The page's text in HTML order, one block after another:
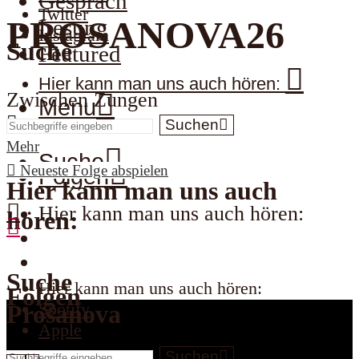
Twitter
Instagram
Hier kann man uns auch hören:
Hier kann man uns auch
hören:
Hier kann man uns auch hören:
Spotify
Apple
Suche
Suchen
Folgen
Folgen
Lesung
Featured
Menu
Suche
Suche
PROSANOVA26
Zwischen Zungen
Mehr
Neueste Folge abspielen
Hier kann man uns auch hören:
Prosanova